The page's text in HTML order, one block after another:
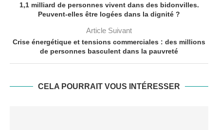
1,1 milliard de personnes vivent dans des bidonvilles.
Peuvent-elles être logées dans la dignité ?
Article Suivant
Crise énergétique et tensions commerciales : des millions
de personnes basculent dans la pauvreté
CELA POURRAIT VOUS INTÉRESSER